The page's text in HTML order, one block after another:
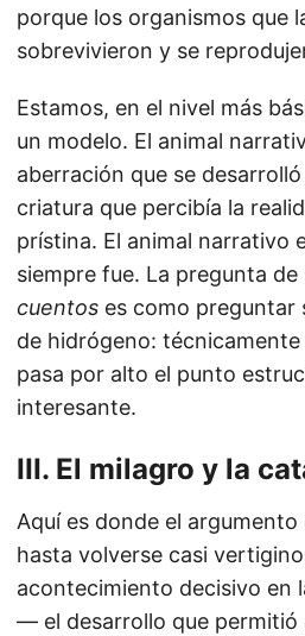
porque los organismos que
sobrevivieron y se
Estamos, en el nivel más
un modelo. El animal
aberración que se
criatura que percibía la
prístina. El animal narrativo
siempre fue. La pregunta de
cuentos es como preguntar
de hidrógeno:
pasa por alto el punto
interesante.
III. El milagro y la
Aquí es donde el argumento
hasta volverse casi
acontecimiento decisivo en
— el desarrollo que permitió